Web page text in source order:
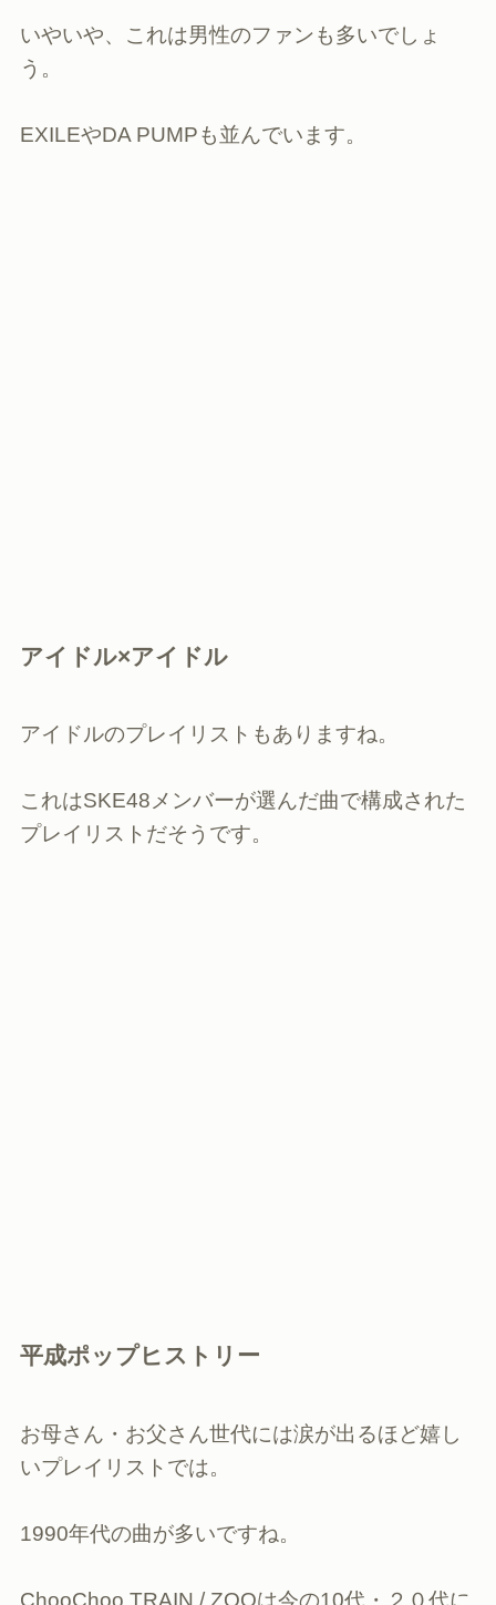
いやいや、これは男性のファンも多いでしょ
う。
EXILEやDA PUMPも並んでいます。
アイドル×アイドル
アイドルのプレイリストもありますね。
これはSKE48メンバーが選んだ曲で構成された
プレイリストだそうです。
平成ポップヒストリー
お母さん・お父さん世代には涙が出るほど嬉し
いプレイリストでは。
1990年代の曲が多いですね。
ChooChoo TRAIN / ZOOは今の10代・２０代に